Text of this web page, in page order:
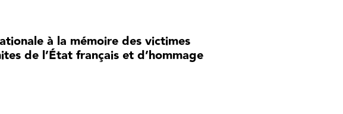
à la mémoire des victimes
de l’État français et d’hommage